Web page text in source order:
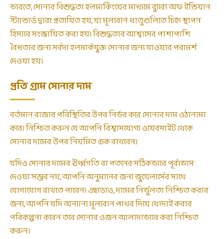
ভারতে, সোনার বিশুদ্ধতা হলমার্কিংয়ের মাধ্যমে ব্যুরো অফ ইন্ডিয়ান
স্ট্যান্ডার্ড দ্বারা প্রত্যয়িত হয়, যা মূল্যবান ধাতুগুলিতে চিহ্ন স্থাপন
হিসাবে সংজ্ঞায়িত করা হয়। বিশুদ্ধতার আশ্বাসের পাশাপাশি
বৈধতার জন্য সর্বদা হলমার্কযুক্ত সোনার জন্য যাওয়ার পরামর্শ
দেওয়া হয়।
প্রতি গ্রাম সোনার দাম
বর্তমান বাজার পরিস্থিতির উপর নির্ভর করে সোনার দাম ওঠানামা
করে। নিশ্চিত করুন যে আপনি বিশ্বাসযোগ্য ওয়েবসাইট থেকে
সোনার দামের উপর নিয়মিত চেক রাখবেন।
যদিও সোনার দামের ঊর্ধ্বগতি বা পতনের সঠিকভাবে পূর্বাভাস
দেওয়া সম্ভব নয়, আপনি অনুমানের জন্য জুয়েলার্সের সাথে
যোগাযোগ রাখতে পারেন। এছাড়াও, দামের নির্ভুলতা নিশ্চিত করার
জন্য, আপনি যদি অন্যান্য মূল্যবান পাথর দিয়ে খোদাই করার
পরিকল্পনা করেন তবে সোনার ওজন আলাদাভাবে করা নিশ্চিত
করুন।